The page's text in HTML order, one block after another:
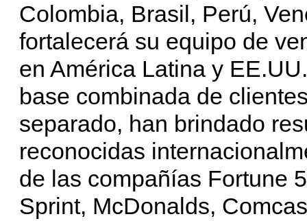
Colombia, Brasil, Perú,
fortalecerá su equipo de
en América Latina y
base combinada de
separado, han brindado
reconocidas
de las compañías Fortune
Sprint, McDonalds,